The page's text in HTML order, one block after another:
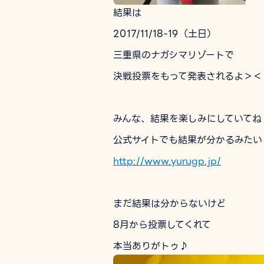
結果は
2017/11/18-19（土日）
三重県のナガシマリゾートで
決戦投票をもって発表されるよ＞＜
みんな、結果を楽しみにしていて
公式サイトでも結果が分かるみた
http://www.yurugp.jp/
まだ結果は分からないけど
8月から投票してくれて
本当ありがトゥ♪